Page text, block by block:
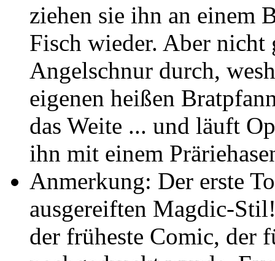
ziehen sie ihn an einem
Fisch wieder. Aber nicht
Angelschnur durch,
eigenen heißen
das Weite ... und läuft
ihn mit einem
Anmerkung: Der erste
ausgereiften Magdic-
der früheste Comic, der